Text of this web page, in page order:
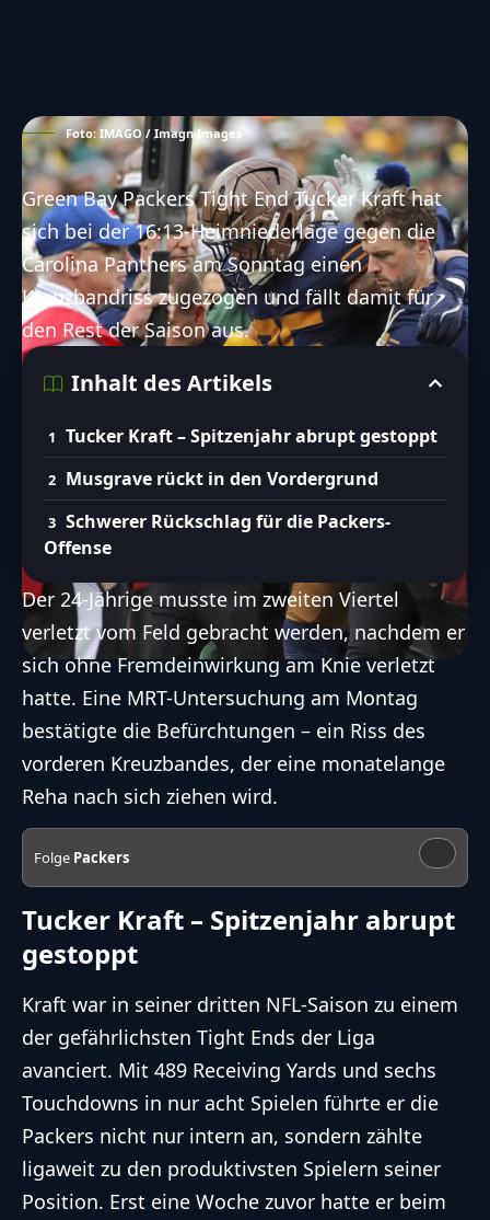
Foto: IMAGO / Imagn Images
Green Bay Packers Tight End Tucker Kraft hat
sich bei der 16:13-Heimniederlage gegen die
Carolina Panthers am Sonntag einen
Kreuzbandriss zugezogen und fällt damit für
den Rest der Saison aus.
Inhalt des Artikels
Tucker Kraft – Spitzenjahr abrupt gestoppt
Musgrave rückt in den Vordergrund
Schwerer Rückschlag für die Packers-
Offense
Der 24-Jährige musste im zweiten Viertel
verletzt vom Feld gebracht werden, nachdem er
sich ohne Fremdeinwirkung am Knie verletzt
hatte. Eine MRT-Untersuchung am Montag
bestätigte die Befürchtungen – ein Riss des
vorderen Kreuzbandes, der eine monatelange
Reha nach sich ziehen wird.
Folge Packers
Tucker Kraft – Spitzenjahr abrupt
gestoppt
Kraft war in seiner dritten NFL-Saison zu einem
der gefährlichsten Tight Ends der Liga
avanciert. Mit 489 Receiving Yards und sechs
Touchdowns in nur acht Spielen führte er die
Packers nicht nur intern an, sondern zählte
ligaweit zu den produktivsten Spielern seiner
Position. Erst eine Woche zuvor hatte er beim